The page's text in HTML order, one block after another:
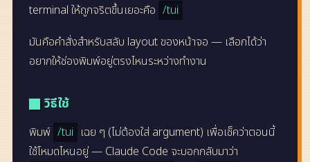
terminal ให้ถูกจริตขึ้นเยอะคือ /tui
มันคือคำสั่งสำหรับสลับ layout ของหน้าจอ — เลือกได้ว่า
อยากให้ช่องพิมพ์อยู่ตรงไหนระหว่างทำงาน
วิธีใช้
พิมพ์ /tui เฉย ๆ (ไม่ต้องใส่ argument) เพื่อเช็คว่าตอนนี้
ใช้โหมดไหนอยู่ — Claude Code จะบอกกลับมาว่า